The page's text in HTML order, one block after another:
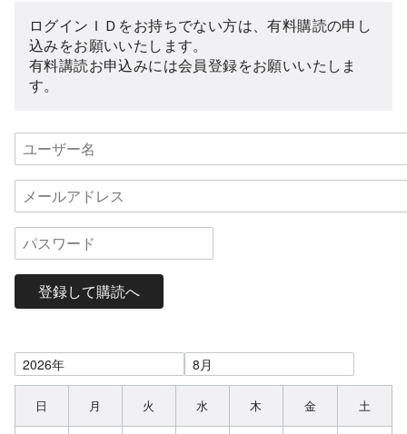
ログインＩＤをお持ちでない方は、有料購読の申し
込みをお願いいたします。
有料講読お申込みには会員登録をお願いいたしま
す。
登録して購読へ
日 月 火 水 木 金 土